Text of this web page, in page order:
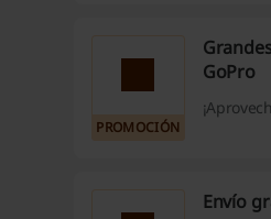
PROMOCIÓN
GoPro
Envío